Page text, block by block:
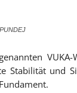
Stabilität und